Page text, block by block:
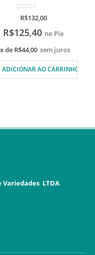
de 5
R$132,00
R$125,40 no Pix
de R$44,00 sem juros
ADICIONAR AO CARRINHO
Variedades LTDA